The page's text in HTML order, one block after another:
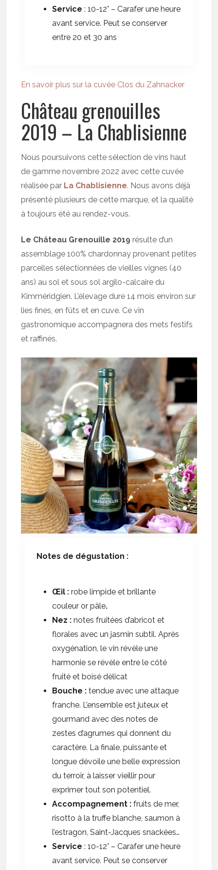
Service : 10-12° – Carafer une heure
avant service. Peut se conserver
entre 20 et 30 ans
En savoir plus sur la cuvée Clos du Zahnacker
Château grenouilles
2019 – La Chablisienne
Nous poursuivons cette sélection de vins haut
de gamme novembre 2022 avec cette cuvée
réalisée par La Chablisienne. Nous avons déjà
présenté plusieurs de cette marque, et la qualité
à toujours été au rendez-vous.
Le Château Grenouille 2019 résulte d’un
assemblage 100% chardonnay provenant petites
parcelles sélectionnées de vieilles vignes (40
ans) au sol et sous sol argilo-calcaire du
Kimméridgien. L’élevage dure 14 mois environ sur
lies fines, en fûts et en cuve. Ce vin
gastronomique accompagnera des mets festifs
et raffinés.
Notes de dégustation :
Œil :robe limpide et brillante
couleur or pâle.
Nez : notes fruitées d’abricot et
florales avec un jasmin subtil. Après
oxygénation, le vin révèle une
harmonie se révèle entre le côté
fruité et boisé délicat
Bouche : tendue avec une attaque
franche. L’ensemble est juteux et
gourmand avec des notes de
zestes d’agrumes qui donnent du
caractère. La finale, puissante et
longue dévoile une belle expression
du terroir, à laisser vieillir pour
exprimer tout son potentiel.
Accompagnement : fruits de mer,
risotto à la truffe blanche, saumon à
l’estragon, Saint-Jacques snackées…
Service : 10-12° – Carafer une heure
avant service. Peut se conserver